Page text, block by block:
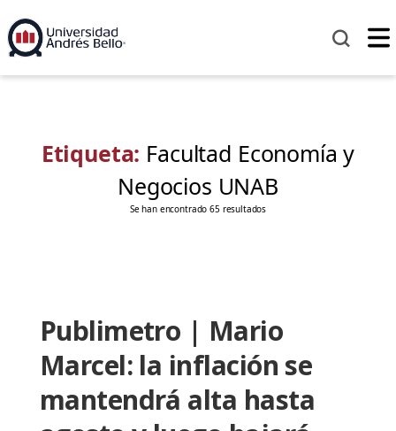
Etiqueta: Facultad Economía y
Negocios UNAB
Se han encontrado 65 resultados
Publimetro | Mario
Marcel: la inflación se
mantendrá alta hasta